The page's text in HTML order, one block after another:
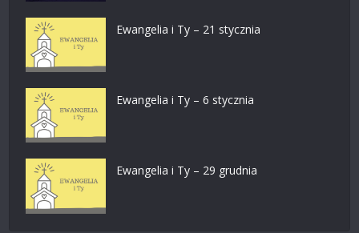
Ewangelia i Ty – 21 stycznia
Ewangelia i Ty – 6 stycznia
Ewangelia i Ty – 29 grudnia